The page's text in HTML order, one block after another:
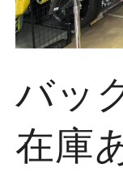
バッ
在庫